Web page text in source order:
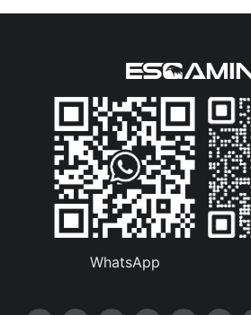
WhatsApp